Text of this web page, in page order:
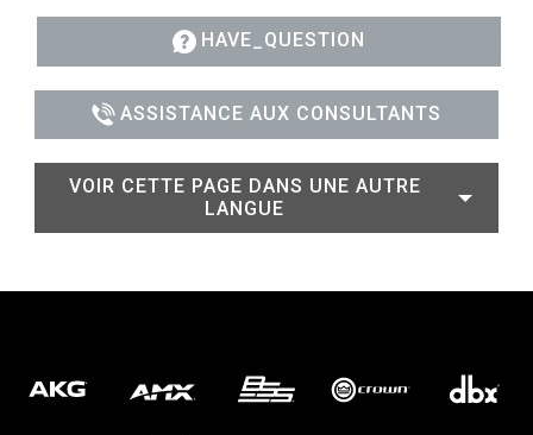
HAVE_QUESTION
ASSISTANCE AUX CONSULTANTS
VOIR CETTE PAGE DANS UNE AUTRE
LANGUE